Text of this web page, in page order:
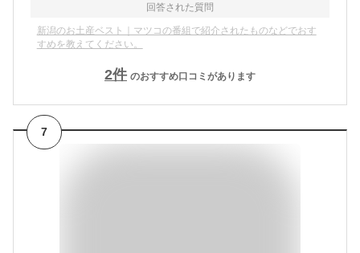
回答された質問
新潟のお土産ベスト｜マツコの番組で紹介されたものなどでおす
すめを教えてください。
2件 のおすすめ口コミがあります
7